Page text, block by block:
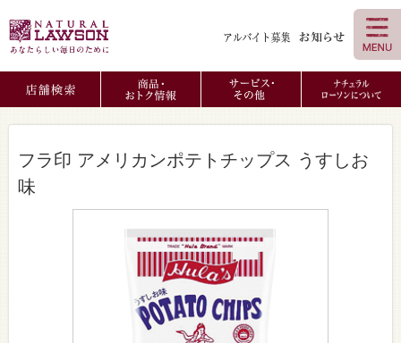
フラ印 アメリカンポテトチップス うすしお
味